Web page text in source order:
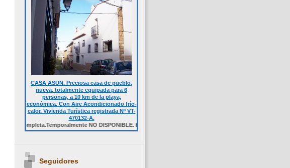
CASA ASUN. Preciosa casa de pueblo,
nueva, totalmente equipada para 6
personas, a 10 km de la playa,
económica. Con Aire Acondicionado frío-
calor. Vivienda Turística registrada Nº VT-
470132-A.
NO DISPONIBLE. Haga click sobre la foto.
Seguidores